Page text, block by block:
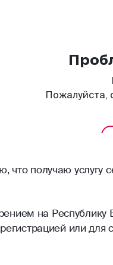
что получаю
на Республику
или